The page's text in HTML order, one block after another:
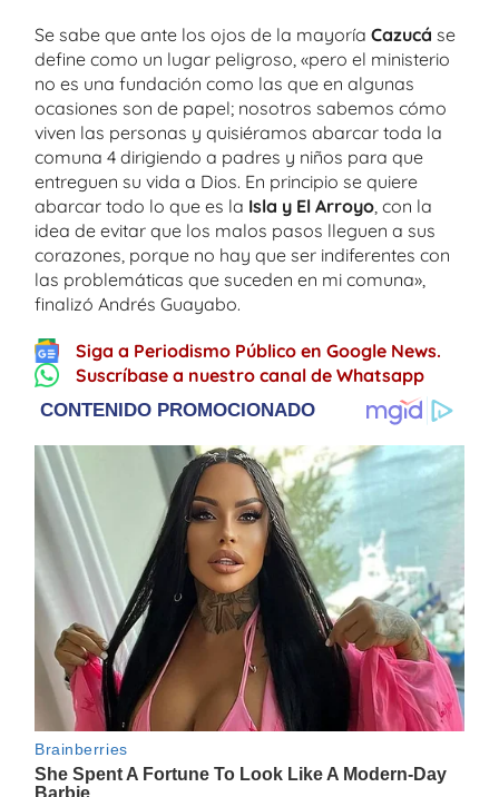
Se sabe que ante los ojos de la mayoría Cazucá se
define como un lugar peligroso, «pero el ministerio
no es una fundación como las que en algunas
ocasiones son de papel; nosotros sabemos cómo
viven las personas y quisiéramos abarcar toda la
comuna 4 dirigiendo a padres y niños para que
entreguen su vida a Dios. En principio se quiere
abarcar todo lo que es la Isla y El Arroyo , con la
idea de evitar que los malos pasos lleguen a sus
corazones, porque no hay que ser indiferentes con
las problemáticas que suceden en mi comuna»,
finalizó Andrés Guayabo.
Siga a Periodismo Público en Google News.
Suscríbase a nuestro canal de Whatsapp